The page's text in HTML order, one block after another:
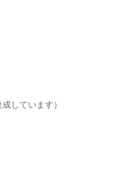
しています）